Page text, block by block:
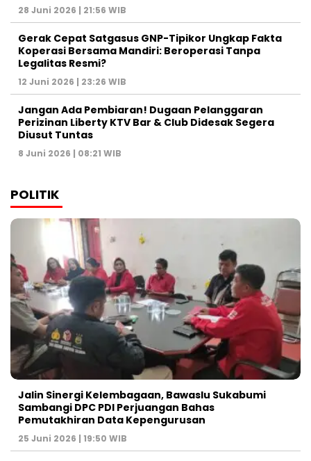
28 Juni 2026 | 21:56 WIB
Gerak Cepat Satgasus GNP-Tipikor Ungkap Fakta
Koperasi Bersama Mandiri: Beroperasi Tanpa
Legalitas Resmi?
12 Juni 2026 | 23:26 WIB
Jangan Ada Pembiaran! Dugaan Pelanggaran
Perizinan Liberty KTV Bar & Club Didesak Segera
Diusut Tuntas
8 Juni 2026 | 08:21 WIB
POLITIK
Jalin Sinergi Kelembagaan, Bawaslu Sukabumi
Sambangi DPC PDI Perjuangan Bahas
Pemutakhiran Data Kepengurusan
25 Juni 2026 | 19:50 WIB